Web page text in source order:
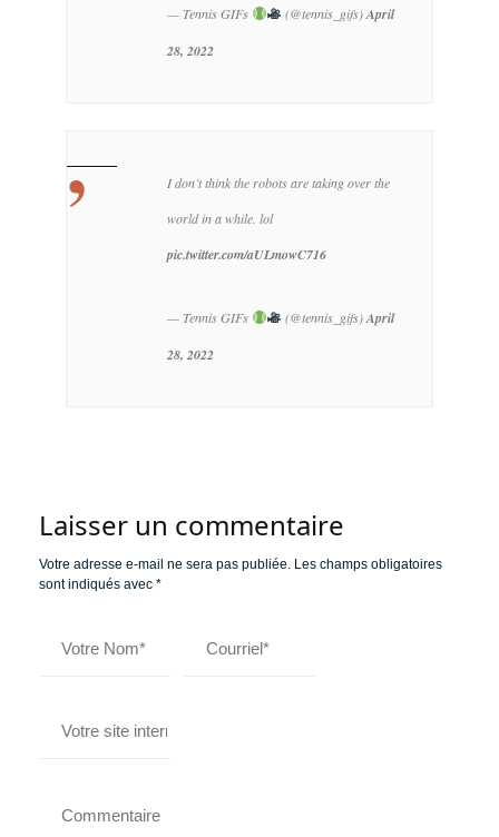
— Tennis GIFs (@tennis_gifs)April
28, 2022
I don’t think the robots are taking over the
world in a while. lol
pic.twitter.com/aULmowC716
— Tennis GIFs (@tennis_gifs)April
28, 2022
Laisser un commentaire
Votre adresse e-mail ne sera pas publiée. Les champs obligatoires
sont indiqués avec *